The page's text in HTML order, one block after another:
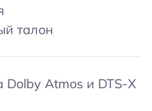
талон
Atmos и DTS-X